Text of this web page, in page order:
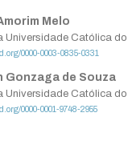
Melo
Universidade Católica
0000-0003-0835-0331
Gonzaga de Souza
Universidade Católica do
0000-0001-9748-2955